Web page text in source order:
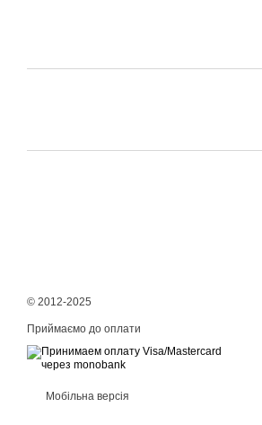
© 2012-2025
Приймаємо до оплати
Мобільна версія